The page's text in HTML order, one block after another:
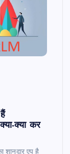
क्या कर
शानदार एप है